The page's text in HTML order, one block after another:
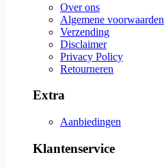
Over ons
Algemene voorwaarden
Verzending
Disclaimer
Privacy Policy
Retourneren
Extra
Aanbiedingen
Klantenservice